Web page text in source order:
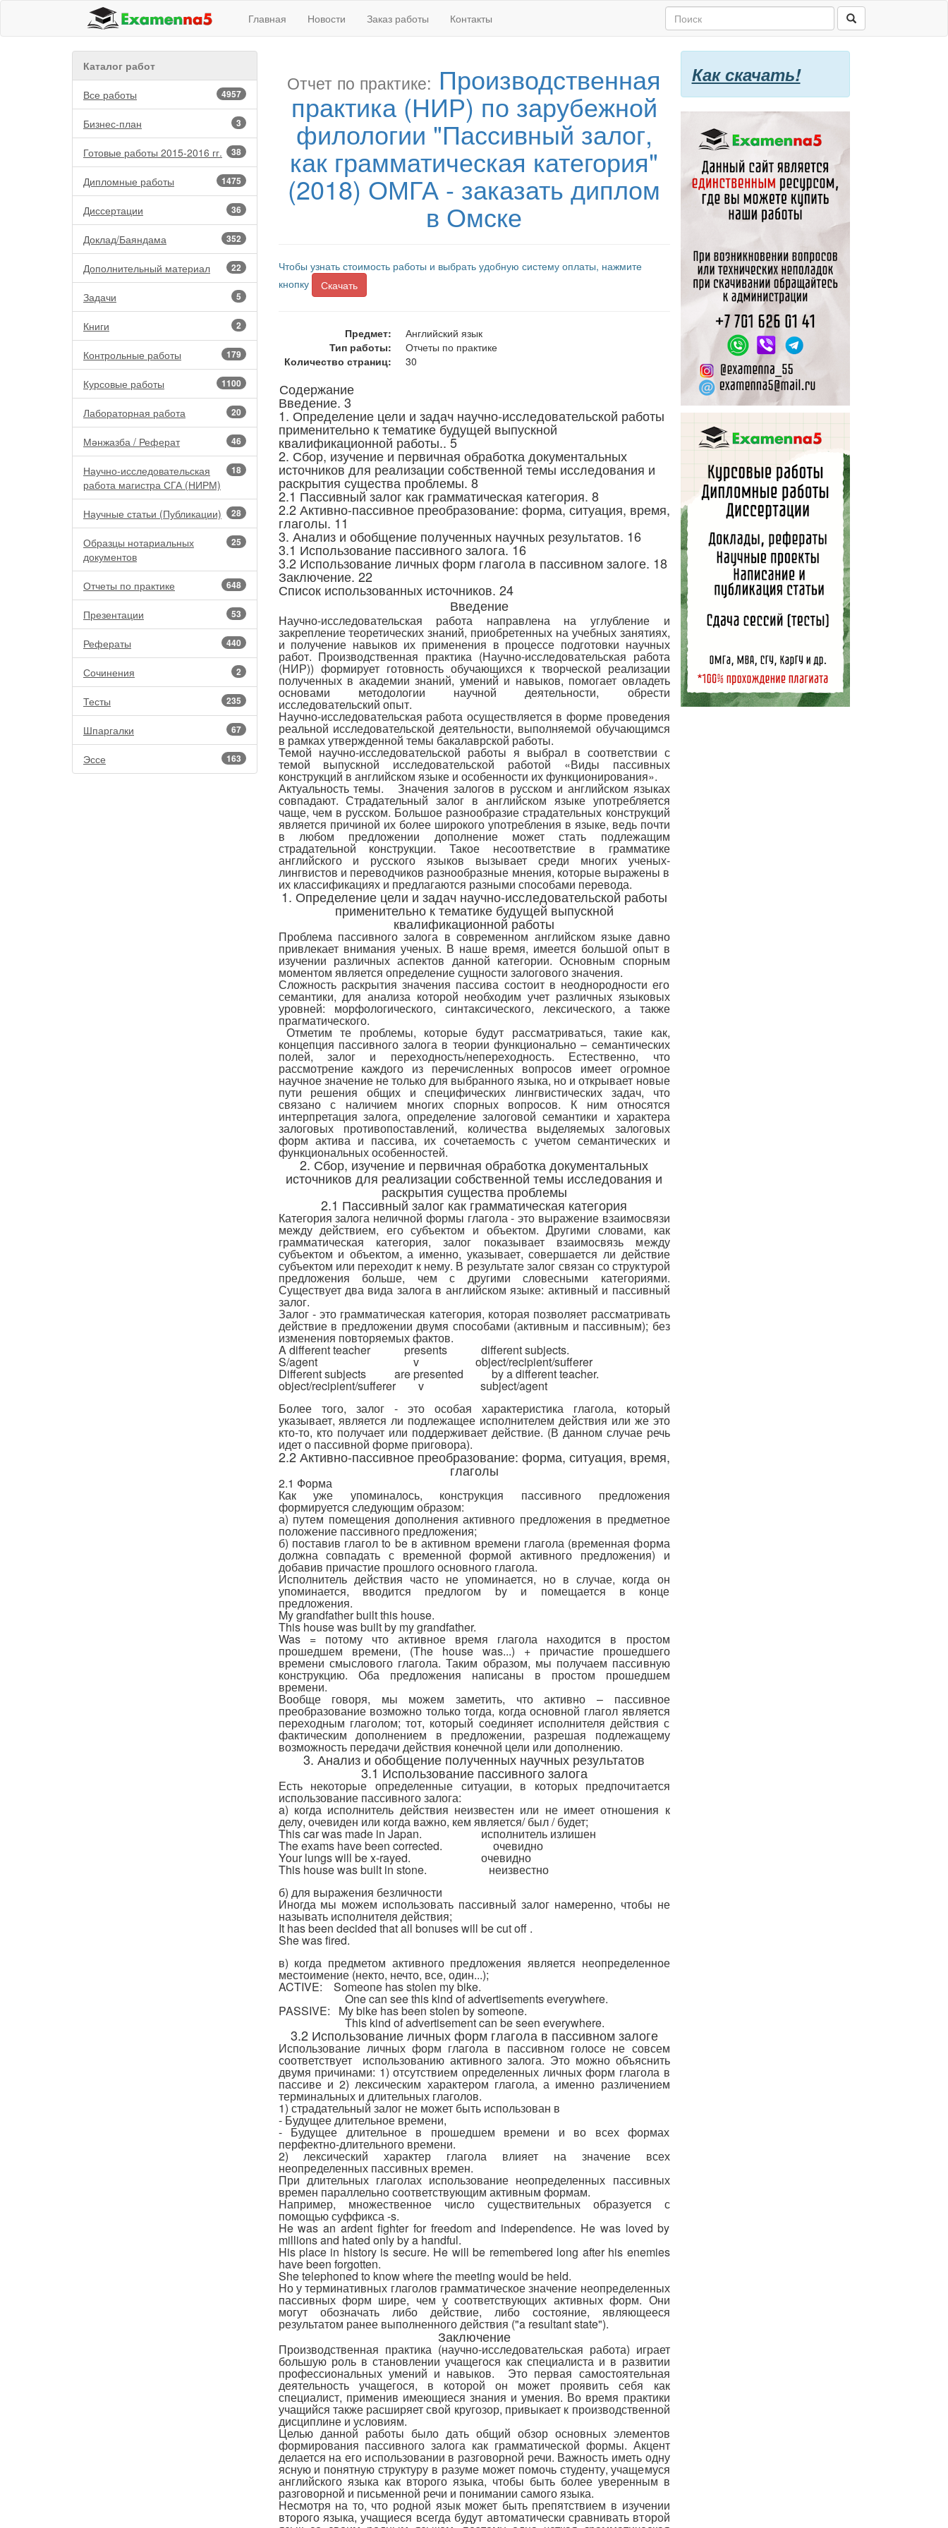
Главная Новости Заказ работы Контакты
Каталог работ
4957
Все работы
3
Бизнес-план
38
Готовые работы 2015-2016 гг.
1475
Дипломные работы
36
Диссертации
352
Доклад/Баяндама
22
Дополнительный материал
5
Задачи
2
Книги
179
Контрольные работы
1100
Курсовые работы
20
Лабораторная работа
46
Мәнжазба / Реферат
18
Научно-исследовательская
работа магистра СГА (НИРМ)
28
Научные статьи (Публикации)
25
Образцы нотариальных
документов
648
Отчеты по практике
53
Презентации
440
Рефераты
2
Сочинения
235
Тесты
67
Шпаргалки
163
Эссе
Отчет по практике: Производственная
практика (НИР) по зарубежной
филологии "Пассивный залог,
как грамматическая категория"
(2018) ОМГА - заказать диплом
в Омске
Чтобы узнать стоимость работы и выбрать удобную систему оплаты, нажмите
кнопку
Скачать
Предмет:
Английский язык
Тип работы:
Отчеты по практике
Количество страниц:
30
Содержание
Введение. 3
1. Определение цели и задач научно-исследовательской работы
применительно к тематике будущей выпускной
квалификационной работы.. 5
2. Сбор, изучение и первичная обработка документальных
источников для реализации собственной темы исследования и
раскрытия существа проблемы. 8
2.1 Пассивный залог как грамматическая категория. 8
2.2 Активно-пассивное преобразование: форма, ситуация, время,
глаголы. 11
3. Анализ и обобщение полученных научных результатов. 16
3.1 Использование пассивного залога. 16
3.2 Использование личных форм глагола в пассивном залоге. 18
Заключение. 22
Список использованных источников. 24
Введение
Научно-исследовательская работа направлена на углубление и
закрепление теоретических знаний, приобретенных на учебных занятиях,
и получение навыков их применения в процессе подготовки научных
работ. Производственная практика (Научно-исследовательская работа
(НИР)) формирует готовность обучающихся к творческой реализации
полученных в академии знаний, умений и навыков, помогает овладеть
основами методологии научной деятельности, обрести
исследовательский опыт.
Научно-исследовательская работа осуществляется в форме проведения
реальной исследовательской деятельности, выполняемой обучающимся
в рамках утвержденной темы бакалаврской работы.
Темой научно-исследовательской работы я выбрал в соответствии с
темой выпускной исследовательской работой «Виды пассивных
конструкций в английском языке и особенности их функционирования».
Актуальность темы. Значения залогов в русском и английском языках
совпадают. Страдательный залог в английском языке употребляется
чаще, чем в русском. Большое разнообразие страдательных конструкций
является причиной их более широкого употребления в языке, ведь почти
в любом предложении дополнение может стать подлежащим
страдательной конструкции. Такое несоответствие в грамматике
английского и русского языков вызывает среди многих ученых-
лингвистов и переводчиков разнообразные мнения, которые выражены в
их классификациях и предлагаются разными способами перевода.
1. Определение цели и задач научно-исследовательской работы
применительно к тематике будущей выпускной
квалификационной работы
Проблема пассивного залога в современном английском языке давно
привлекает внимания ученых. В наше время, имеется большой опыт в
изучении различных аспектов данной категории. Основным спорным
моментом является определение сущности залогового значения.
Сложность раскрытия значения пассива состоит в неоднородности его
семантики, для анализа которой необходим учет различных языковых
уровней: морфологического, синтаксического, лексического, а также
прагматического.
Отметим те проблемы, которые будут рассматриваться, такие как,
концепция пассивного залога в теории функционально – семантических
полей, залог и переходность/непереходность. Естественно, что
рассмотрение каждого из перечисленных вопросов имеет огромное
научное значение не только для выбранного языка, но и открывает новые
пути решения общих и специфических лингвистических задач, что
связано с наличием многих спорных вопросов. К ним относятся
интерпретация залога, определение залоговой семантики и характера
залоговых противопоставлений, количества выделяемых залоговых
форм актива и пассива, их сочетаемость с учетом семантических и
функциональных особенностей.
2. Сбор, изучение и первичная обработка документальных
источников для реализации собственной темы исследования и
раскрытия существа проблемы
2.1 Пассивный залог как грамматическая категория
Категория залога неличной формы глагола - это выражение взаимосвязи
между действием, его субъектом и объектом. Другими словами, как
грамматическая категория, залог показывает взаимосвязь между
субъектом и объектом, а именно, указывает, совершается ли действие
субъектом или переходит к нему. В результате залог связан со структурой
предложения больше, чем с другими словесными категориями.
Существует два вида залога в английском языке: активный и пассивный
залог.
Залог - это грамматическая категория, которая позволяет рассматривать
действие в предложении двумя способами (активным и пассивным); без
изменения повторяемых фактов.
A different teacher presents different subjects.
S/agent v object/recipient/sufferer
Different subjects are presented by a different teacher.
object/recipient/sufferer v subject/agent
Более того, залог - это особая характеристика глагола, который
указывает, является ли подлежащее исполнителем действия или же это
кто-то, кто получает или поддерживает действие. (В данном случае речь
идет о пассивной форме приговора).
2.2 Активно-пассивное преобразование: форма, ситуация, время,
глаголы
2.1 Форма
Как уже упоминалось, конструкция пассивного предложения
формируется следующим образом:
а) путем помещения дополнения активного предложения в предметное
положение пассивного предложения;
б) поставив глагол to be в активном времени глагола (временная форма
должна совпадать с временной формой активного предложения) и
добавив причастие прошлого основного глагола.
Исполнитель действия часто не упоминается, но в случае, когда он
упоминается, вводится предлогом by и помещается в конце
предложения.
My grandfather built this house.
This house was built by my grandfather.
Was = потому что активное время глагола находится в простом
прошедшем времени, (The house was...) + причастие прошедшего
времени смыслового глагола. Таким образом, мы получаем пассивную
конструкцию. Оба предложения написаны в простом прошедшем
времени.
Вообще говоря, мы можем заметить, что активно – пассивное
преобразование возможно только тогда, когда основной глагол является
переходным глаголом; тот, который соединяет исполнителя действия с
фактическим дополнением в предложении, разрешая подлежащему
возможность передачи действия конечной цели или дополнению.
3. Анализ и обобщение полученных научных результатов
3.1 Использование пассивного залога
Есть некоторые определенные ситуации, в которых предпочитается
использование пассивного залога:
a) когда исполнитель действия неизвестен или не имеет отношения к
делу, очевиден или когда важно, кем является/ был / будет;
This car was made in Japan. исполнитель излишен
The exams have been corrected. очевидно
Your lungs will be x-rayed. очевидно
This house was built in stone. неизвестно
б) для выражения безличности
Иногда мы можем использовать пассивный залог намеренно, чтобы не
называть исполнителя действия;
It has been decided that all bonuses will be cut off .
She was fired.
в) когда предметом активного предложения является неопределенное
местоимение (некто, нечто, все, один...);
ACTIVE: Someone has stolen my bike.
One can see this kind of advertisements everywhere.
PASSIVE: My bike has been stolen by someone.
This kind of advertisement can be seen everywhere.
3.2 Использование личных форм глагола в пассивном залоге
Использование личных форм глагола в пассивном голосе не совсем
соответствует использованию активного залога. Это можно объяснить
двумя причинами: 1) отсутствием определенных личных форм глагола в
пассиве и 2) лексическим характером глагола, а именно различением
терминальных и длительных глаголов.
1) страдательный залог не может быть использован в
- Будущее длительное времени,
- Будущее длительное в прошедшем времени и во всех формах
перфектно-длительного времени.
2) лексический характер глагола влияет на значение всех
неопределенных пассивных времен.
При длительных глаголах использование неопределенных пассивных
времен параллельно соответствующим активным формам.
Например, множественное число существительных образуется с
помощью суффикса -s.
He was an ardent fighter for freedom and independence. He was loved by
millions and hated only by a handful.
His place in history is secure. He will be remembered long after his enemies
have been forgotten.
She telephoned to know where the meeting would be held.
Но у терминативных глаголов грамматическое значение неопределенных
пассивных форм шире, чем у соответствующих активных форм. Они
могут обозначать либо действие, либо состояние, являющееся
результатом ранее выполненного действия ("a resultant state").
Заключение
Производственная практика (научно-исследовательская работа) играет
большую роль в становлении учащегося как специалиста и в развитии
профессиональных умений и навыков. Это первая самостоятельная
деятельность учащегося, в которой он может проявить себя как
специалист, применив имеющиеся знания и умения. Во время практики
учащийся также расширяет свой кругозор, привыкает к производственной
дисциплине и условиям.
Целью данной работы было дать общий обзор основных элементов
формирования пассивного залога как грамматической формы. Акцент
делается на его использовании в разговорной речи. Важность иметь одну
ясную и понятную структуру в разуме может помочь студенту, учащемуся
английского языка как второго языка, чтобы быть более уверенным в
разговорной и письменной речи и понимании самого языка.
Несмотря на то, что родной язык может быть препятствием в изучении
второго языка, учащиеся всегда будут автоматически сравнивать второй
Как скачать!